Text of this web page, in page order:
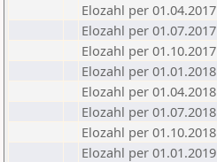
Elozahl per 01.04.2017
Elozahl per 01.07.2017
Elozahl per 01.10.2017
Elozahl per 01.01.2018
Elozahl per 01.04.2018
Elozahl per 01.07.2018
Elozahl per 01.10.2018
Elozahl per 01.01.2019